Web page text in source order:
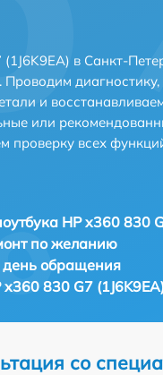
в Санкт-
и
или
проверку всех
HP x360 830
по желанию
день обращения
x360 830 G7
со